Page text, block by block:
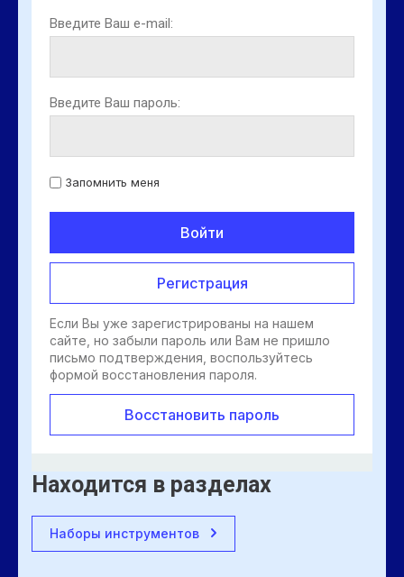
Введите Ваш e-mail:
Введите Ваш пароль:
Запомнить меня
Войти
Регистрация
Если Вы уже зарегистрированы на нашем
сайте, но забыли пароль или Вам не пришло
письмо подтверждения, воспользуйтесь
формой восстановления пароля.
Восстановить пароль
Находится в разделах
Наборы инструментов